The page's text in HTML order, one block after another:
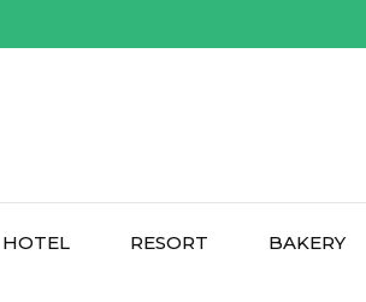
HOTEL RESORT BAKERY